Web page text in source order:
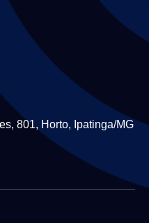
801, Horto, Ipatinga/MG